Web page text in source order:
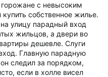
горожане с невысоким
собственное жилье.
улицу парадный вход
жильцов, а двери во
дешевле. Слуги
Главную парадную
следил за порядком,
если в холле висел